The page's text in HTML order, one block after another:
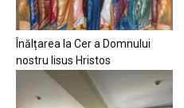
Înălțarea la Cer a Domnului
nostru Iisus Hristos